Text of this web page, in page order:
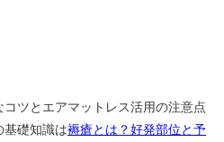
ツとエアマットレス活用の注意点
基礎知識は褥瘡とは？好発部位と予